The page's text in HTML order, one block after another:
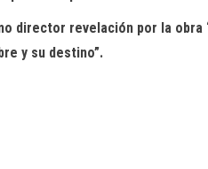
revelación por la obra
y su destino”.